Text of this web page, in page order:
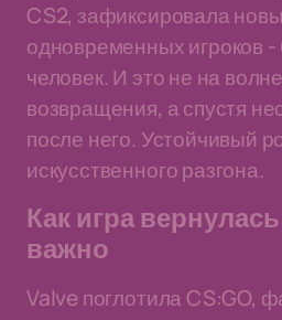
CS2, зафиксировала
одновременных игроков
человек. И это не на
возвращения, а спустя
после него. Устойчивый
искусственного разгона.
Как игра
важно
Valve поглотила CS:GO,